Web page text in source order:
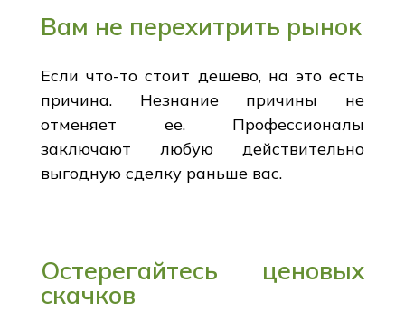
Вам не перехитрить рынок
Если что-то стоит дешево, на это есть
причина. Незнание причины не
отменяет ее. Профессионалы
заключают любую действительно
выгодную сделку раньше вас.
Остерегайтесь ценовых
скачков